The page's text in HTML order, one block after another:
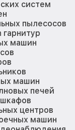
систем
пылесосов
машин
машин
печей
центров
машин